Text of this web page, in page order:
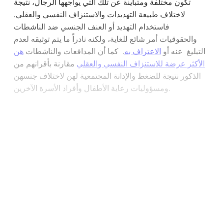
لاختلاف طبيعة التهديدات والاستنزاف النفسي والعقلي.
فاستخدام التهديد أو العنف الجنسي ضد الناشطات
والحقوقيات أمر شائع للغاية، ولكنه نادراً ما يتم توثيقه لعدم
التبليغ عنه أو الاعتراف به. كما أن المدافعات والناشطات هن
الأكثر عرضة للاستنزاف النفسي والعقلي مقارنة بأقرانهم من
الذكور نتيجة للضغط والإدانة المجتمعية لهن لاختلاف جنسهن
ومسؤوليات رعاية الأطفال وأفراد الأسرة الآخرين.